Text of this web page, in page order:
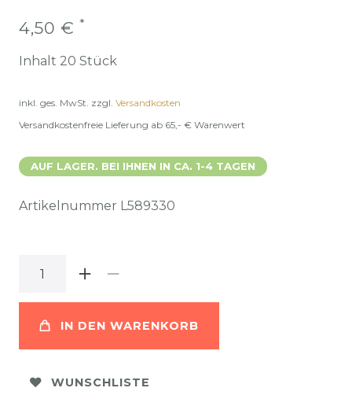
4,50 € *
Inhalt 20 Stück
inkl. ges. MwSt. zzgl. Versandkosten
Versandkostenfreie Lieferung ab 65,- € Warenwert
AUF LAGER. BEI IHNEN IN CA. 1-4 TAGEN
Artikelnummer L589330
IN DEN WARENKORB
WUNSCHLISTE